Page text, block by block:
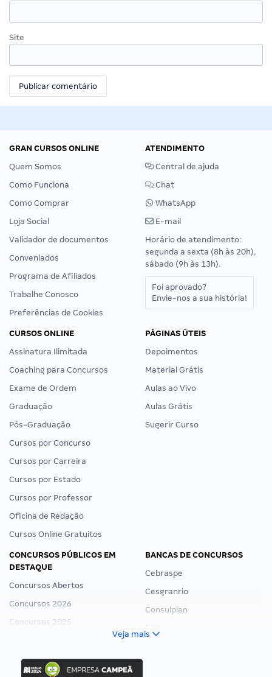
Site
GRAN CURSOS ONLINE
Quem Somos
Como Funciona
Como Comprar
Loja Social
Validador de documentos
Conveniados
Programa de Afiliados
Trabalhe Conosco
Preferências de Cookies
ATENDIMENTO
Central de ajuda
Chat
WhatsApp
E-mail
Horário de atendimento:
segunda a sexta (8h às 20h),
sábado (9h às 13h).
Foi aprovado?
Envie-nos a sua história!
CURSOS ONLINE
Assinatura Ilimitada
Coaching para Concursos
Exame de Ordem
Graduação
Pós-Graduação
Cursos por Concurso
Cursos por Carreira
Cursos por Estado
Cursos por Professor
Oficina de Redação
Cursos Online Gratuitos
PÁGINAS ÚTEIS
Depoimentos
Material Grátis
Aulas ao Vivo
Aulas Grátis
Sugerir Curso
CONCURSOS PÚBLICOS EM
DESTAQUE
Concursos Abertos
Concursos 2026
Concursos 2025
Concurso Ibama
BANCAS DE CONCURSOS
Cebraspe
Cesgranrio
Consulplan
Veja mais